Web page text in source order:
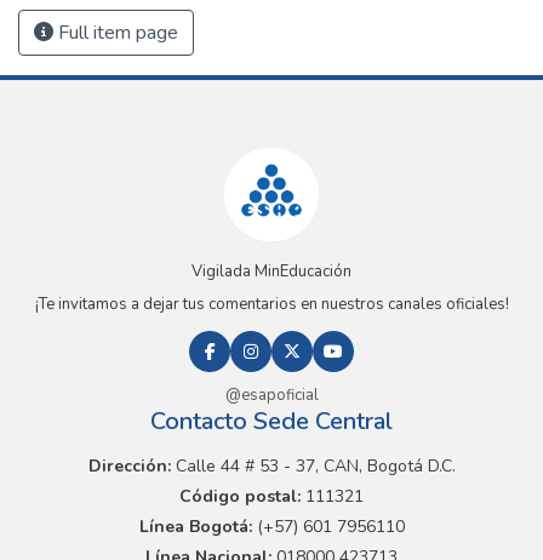
Full item page
Vigilada MinEducación
¡Te invitamos a dejar tus comentarios en nuestros canales oficiales!
@esapoficial
Contacto Sede Central
Dirección:Calle 44 # 53 - 37, CAN, Bogotá D.C.
Código postal: 111321
Línea Bogotá:(+57) 601 7956110